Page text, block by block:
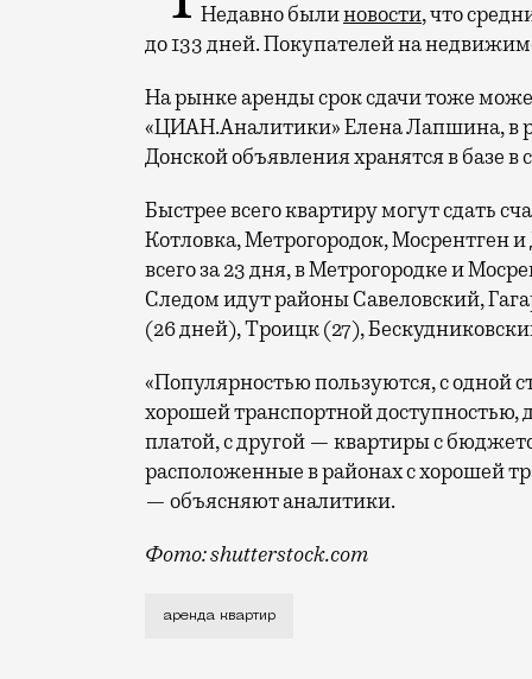
Недавно былиновости, что
до 133 дней. Покупателей на
На рынке аренды срок сдачи тоже
«ЦИАН.Аналитики» Елена Лапшина, в
Донской объявления хранятся в базе
Быстрее всего квартиру могут сдать
Котловка, Метрогородок, Мосрентген
всего за 23 дня, в Метрогородке и
Следом идут районы Савеловский,
(26 дней), Троицк (27),
«Популярностью пользуются, с одной
хорошей транспортной доступностью,
платой, с другой — квартиры с
расположенные в районах с хорошей
— объясняют аналитики.
Фото: shutterstock.com
Чаще всего это, разумеется, самые
аренда квартир